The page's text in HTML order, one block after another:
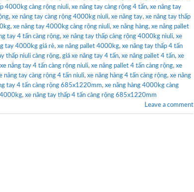
4000kg càng rộng niuli, xe nâng tay càng rộng 4 tấn, xe nâng tay
, xe nâng tay càng rộng 4000kg niuli, xe nâng tay, xe nâng tay thấp
, xe nâng tay 4000kg càng rộng niuli, xe nâng hàng, xe nâng pallet
tay 4 tấn càng rộng, xe nâng tay thấp càng rộng 4000kg niuli, xe
tay 4000kg giá rẻ, xe nâng pallet 4000kg, xe nâng tay thấp 4 tấn
thấp niuli càng rộng, giá xe nâng tay 4 tấn, xe nâng pallet 4 tấn, xe
xe nâng tay 4 tấn càng rộng niuli, xe nâng pallet 4 tấn càng rộng, xe
nâng tay càng rộng 4 tấn niuli, xe nâng hàng 4 tấn càng rộng, xe nâng
tay 4 tấn càng rộng 685x1220mm, xe nâng hàng 4000kg càng
4000kg, xe nâng tay thấp 4 tấn càng rộng 685x1220mm
Leave a comment